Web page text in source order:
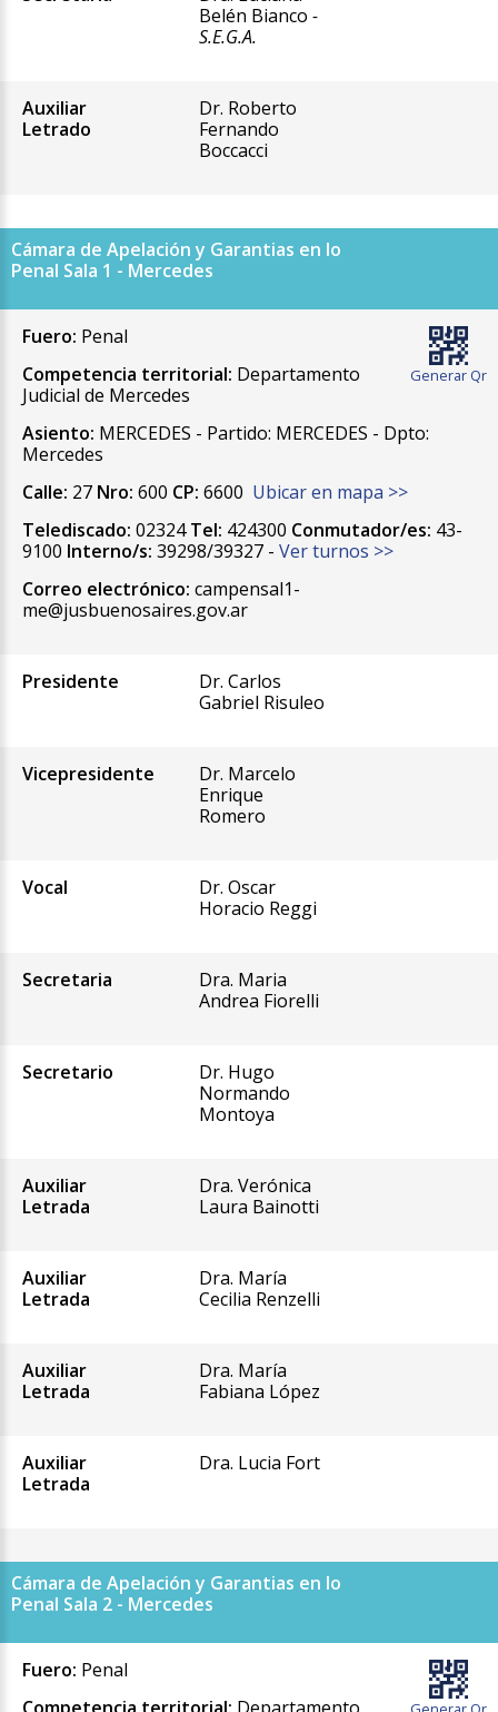
Belén Bianco -
S.E.G.A.
Auxiliar
Letrado
Dr. Roberto
Fernando
Boccacci
Cámara de Apelación y Garantias en lo
Penal Sala 1 - Mercedes
Generar Qr
Fuero: Penal
Competencia territorial: Departamento
Judicial de Mercedes
Asiento: MERCEDES - Partido: MERCEDES - Dpto:
Mercedes
Calle: 27 Nro: 600 CP: 6600 Ubicar en mapa >>
Telediscado: 02324Tel: 424300 Conmutador/es: 43-
9100 Interno/s: 39298/39327 - Ver turnos >>
Correo electrónico: campensal1-
me@jusbuenosaires.gov.ar
Presidente
Dr. Carlos
Gabriel Risuleo
Vicepresidente
Dr. Marcelo
Enrique
Romero
Vocal
Dr. Oscar
Horacio Reggi
Secretaria
Dra. Maria
Andrea Fiorelli
Secretario
Dr. Hugo
Normando
Montoya
Auxiliar
Letrada
Dra. Verónica
Laura Bainotti
Auxiliar
Letrada
Dra. María
Cecilia Renzelli
Auxiliar
Letrada
Dra. María
Fabiana López
Auxiliar
Letrada
Dra. Lucia Fort
Cámara de Apelación y Garantias en lo
Penal Sala 2 - Mercedes
Fuero: Penal